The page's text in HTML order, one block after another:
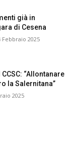
già in
di Cesena
Febbraio 2025
“Allontanare
la Salernitana”
2025